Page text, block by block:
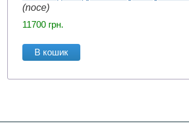
(noce)
11700 грн.
В кошик